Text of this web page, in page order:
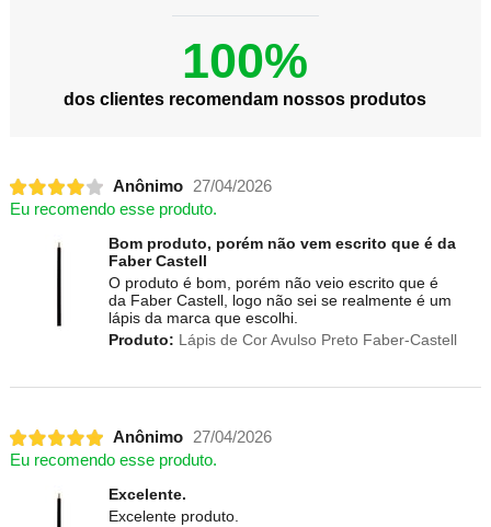
100%
dos clientes recomendam nossos produtos
Anônimo
27/04/2026
Eu recomendo esse produto.
Bom produto, porém não vem escrito que é da
Faber Castell
O produto é bom, porém não veio escrito que é
da Faber Castell, logo não sei se realmente é um
lápis da marca que escolhi.
Produto: Lápis de Cor Avulso Preto Faber-Castell
Anônimo
27/04/2026
Eu recomendo esse produto.
Excelente.
Excelente produto.